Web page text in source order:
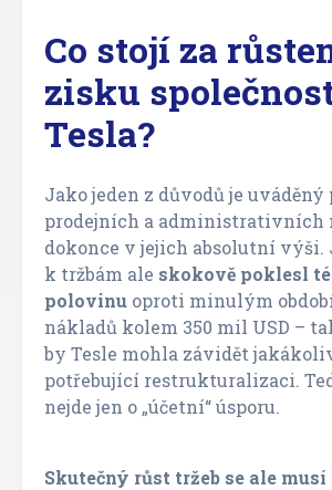
Co stojí za
zisku
Tesla?
Jako jeden z důvodů je uváděný
prodejních a administrativních
dokonce v jejich absolutní výši.
k tržbám ale skokově poklesl
polovinu oproti minulým
nákladů kolem 350 mil USD –
by Tesle mohla závidět
potřebující restrukturalizaci.
nejde jen o „účetní“ úsporu.
Skutečný růst tržeb se ale